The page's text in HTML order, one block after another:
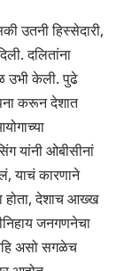
उतनी हिस्सेदारी,
दलितांना
उभी केली. पुढे
करून देशात
यांनी ओबीसीनां
याचं कारणाने
होता, देशाच आख्ख
जनगणनेचा
असो सगळेच